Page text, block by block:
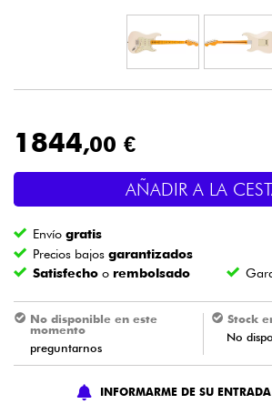
Luces
Batería y percusión
Vientos
Violines y cuarteto
Niños
1844,00 €
AÑADIR A LA
Envíogratis
Precios bajosgarantizados
Satisfecho o rembolsado
No disponible en este
momento
preguntarnos
Stock
No
INFORMARME DE SU